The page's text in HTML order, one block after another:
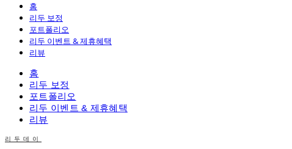
홈
리두 보정
포트폴리오
리두 이벤트 & 제휴혜택
리뷰
홈
리두 보정
포트폴리오
리두 이벤트 & 제휴혜택
리뷰
리두데이